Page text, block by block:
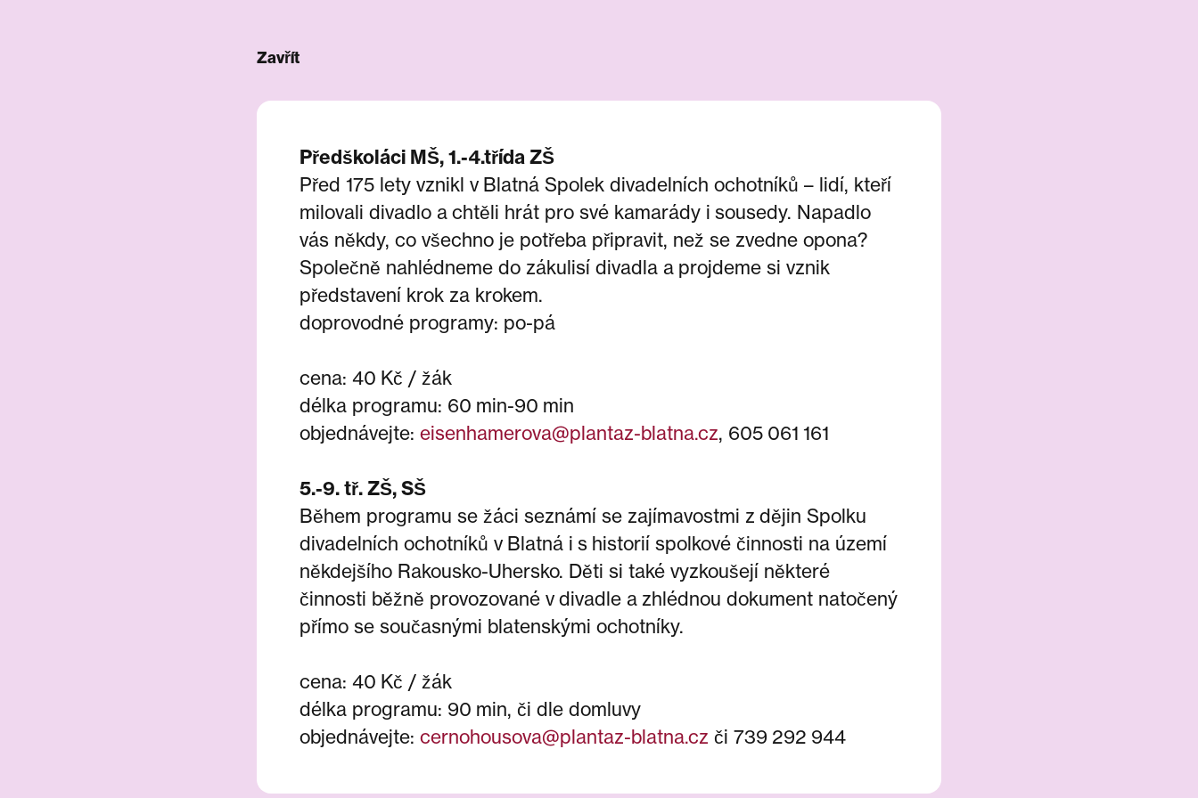
Zavřít
Předškoláci MŠ, 1.-4.třída ZŠ
Před 175 lety vznikl v Blatná Spolek divadelních ochotníků – lidí, kteří
milovali divadlo a chtěli hrát pro své kamarády i sousedy. Napadlo
vás někdy, co všechno je potřeba připravit, než se zvedne opona?
Společně nahlédneme do zákulisí divadla a projdeme si vznik
představení krok za krokem.
doprovodné programy: po-pá
cena: 40 Kč / žák
délka programu: 60 min-90 min
objednávejte: eisenhamerova@plantaz-blatna.cz, 605 061 161
5.-9. tř. ZŠ, SŠ
Během programu se žáci seznámí se zajímavostmi z dějin Spolku
divadelních ochotníků v Blatná i s historií spolkové činnosti na území
někdejšího Rakousko-Uhersko. Děti si také vyzkoušejí některé
činnosti běžně provozované v divadle a zhlédnou dokument natočený
přímo se současnými blatenskými ochotníky.
cena: 40 Kč / žák
délka programu: 90 min, či dle domluvy
objednávejte: cernohousova@plantaz-blatna.cz či 739 292 944